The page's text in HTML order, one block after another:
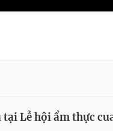
Lễ hội ẩm thực